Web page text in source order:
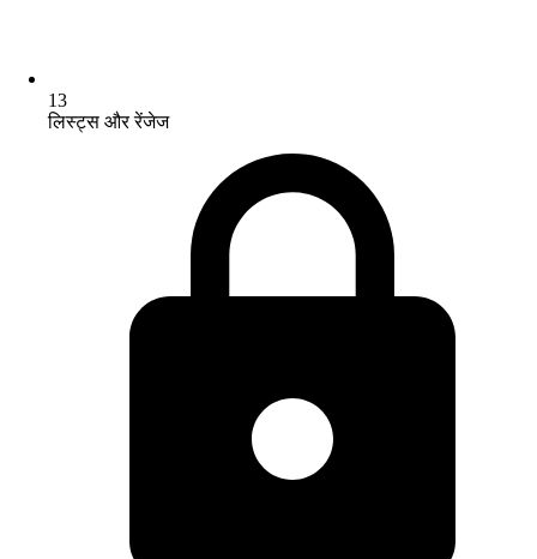
13
लिस्ट्स और रेंजेज